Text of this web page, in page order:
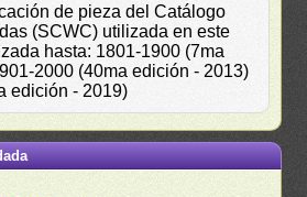
de pieza del Catálogo
(SCWC) utilizada en este
hasta: 1801-1900 (7ma
2000 (40ma edición - 2013)
edición - 2019)